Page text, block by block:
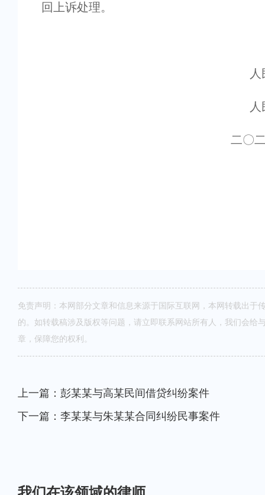
回上诉处理。
二〇
免责声明：本网部分文章和信息来源于国际互联网，本网转载出于
的。如转载稿涉及版权等问题，请立即联系网站所有人，我们会给
章，保障您的权利。
上一篇：彭某某与高某民间借贷纠纷案件
下一篇：李某某与朱某某合同纠纷民事案件